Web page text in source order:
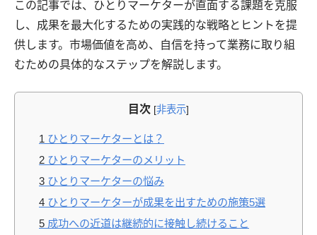
この記事では、ひとりマーケターが直面する課題を克服
し、成果を最大化するための実践的な戦略とヒントを提
供します。市場価値を高め、自信を持って業務に取り組
むための具体的なステップを解説します。
目次 [非表示]
1 ひとりマーケターとは？
2 ひとりマーケターのメリット
3 ひとりマーケターの悩み
4 ひとりマーケターが成果を出すための施策5選
5 成功への近道は継続的に接触し続けること